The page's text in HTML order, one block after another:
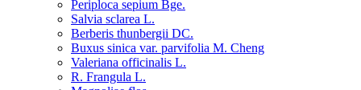
Periploca sepium Bge.
Salvia sclarea L.
Berberis thunbergii DC.
Buxus sinica var. parvifolia M. Cheng
Valeriana officinalis L.
R. Frangula L.